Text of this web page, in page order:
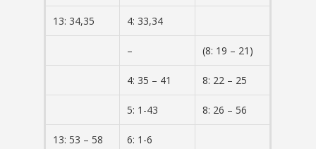
13: 34,35 4: 33,34
– (8: 19 – 21)
4: 35 – 41 8: 22 – 25
5: 1-43 8: 26 – 56
13: 53 – 58 6: 1-6